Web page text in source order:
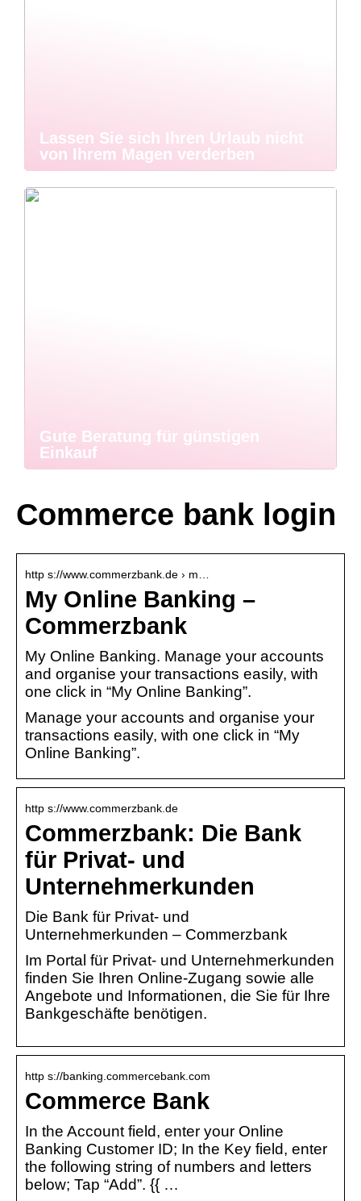
Lassen Sie sich Ihren Urlaub nicht
von Ihrem Magen verderben
Gute Beratung für günstigen
Einkauf
Commerce bank login
http s://www.commerzbank.de › m…
My Online Banking –
Commerzbank
My Online Banking. Manage your accounts
and organise your transactions easily, with
one click in “My Online Banking”.
Manage your accounts and organise your
transactions easily, with one click in “My
Online Banking”.
http s://www.commerzbank.de
Commerzbank: Die Bank
für Privat- und
Unternehmerkunden
Die Bank für Privat- und
Unternehmerkunden – Commerzbank
Im Portal für Privat- und Unternehmerkunden
finden Sie Ihren Online-Zugang sowie alle
Angebote und Informationen, die Sie für Ihre
Bankgeschäfte benötigen.
http s://banking.commercebank.com
Commerce Bank
In the Account field, enter your Online
Banking Customer ID; In the Key field, enter
the following string of numbers and letters
below; Tap “Add”. {{ …